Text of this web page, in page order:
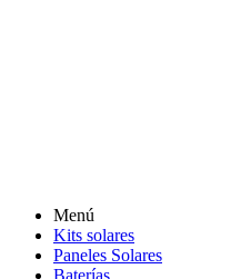
Menú
Kits solares
Paneles Solares
Baterías